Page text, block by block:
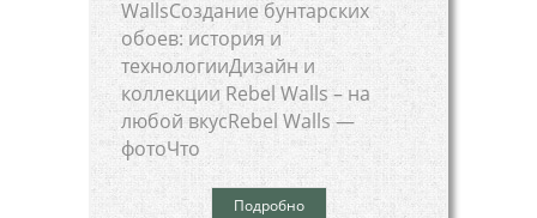
WallsСоздание бунтарских
обоев: история и
технологииДизайн и
коллекции Rebel Walls – на
любой вкусRebel Walls —
фотоЧто
Подробно